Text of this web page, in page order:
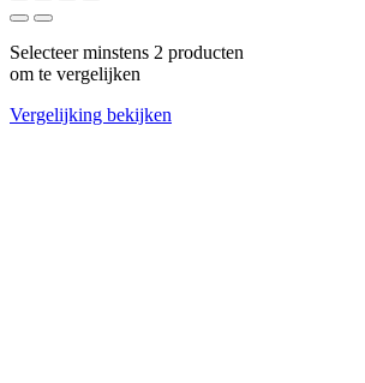
Selecteer minstens 2 producten
om te vergelijken
Vergelijking bekijken